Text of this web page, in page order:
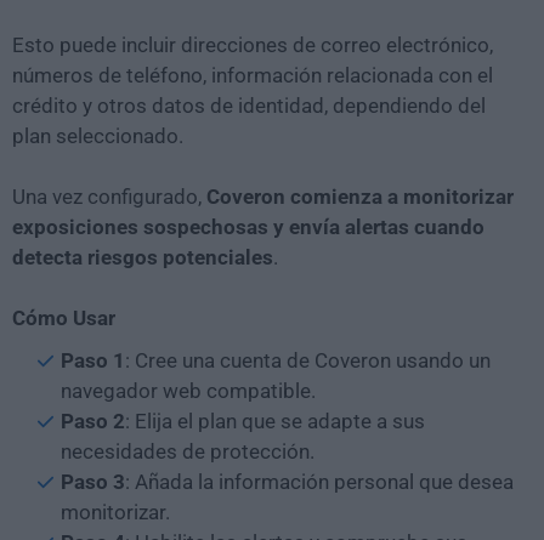
Esto puede incluir direcciones de correo electrónico,
números de teléfono, información relacionada con el
crédito y otros datos de identidad, dependiendo del
plan seleccionado.
Una vez configurado, Coveron comienza a monitorizar
exposiciones sospechosas y envía alertas cuando
detecta riesgos potenciales.
Cómo Usar
Paso 1 : Cree una cuenta de Coveron usando un
navegador web compatible.
Paso 2: Elija el plan que se adapte a sus
necesidades de protección.
Paso 3: Añada la información personal que desea
monitorizar.